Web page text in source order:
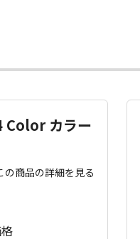
Color カラー
の商品の詳細を見る